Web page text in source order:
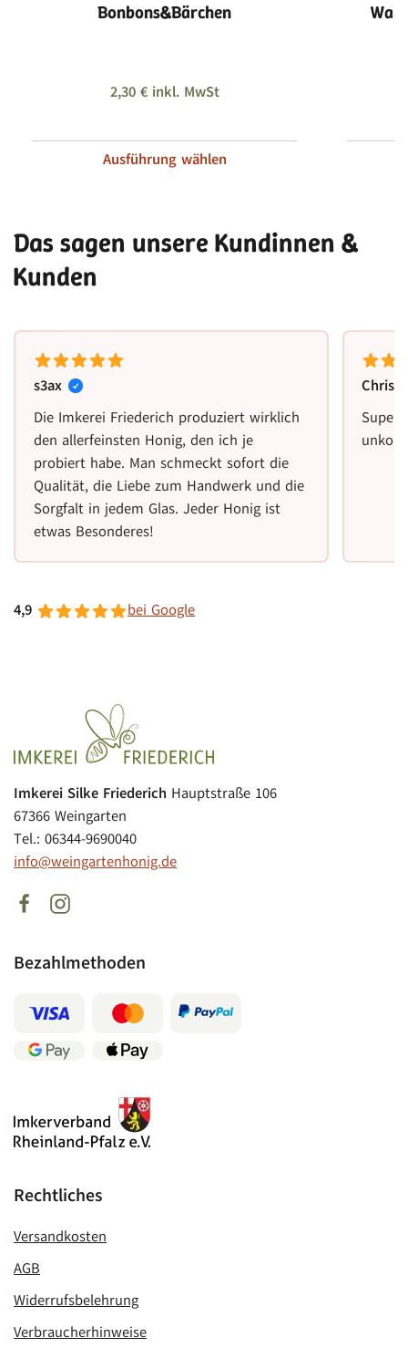
Bonbons&Bärchen
2,30 €inkl. MwSt
Ausführung wählen
Das sagen unsere Kundinnen &
Kunden
s3ax
Die Imkerei Friederich produziert wirklich
den allerfeinsten Honig, den ich je
probiert habe. Man schmeckt sofort die
Qualität, die Liebe zum Handwerk und die
Sorgfalt in jedem Glas. Jeder Honig ist
etwas Besonderes!
Super
4,9 bei Google
Imkerei Silke Friederich Hauptstraße 106
67366 Weingarten
Tel.: 06344-9690040
info@weingartenhonig.de
Bezahlmethoden
Rechtliches
Versandkosten
AGB
Widerrufsbelehrung
Verbraucherhinweise